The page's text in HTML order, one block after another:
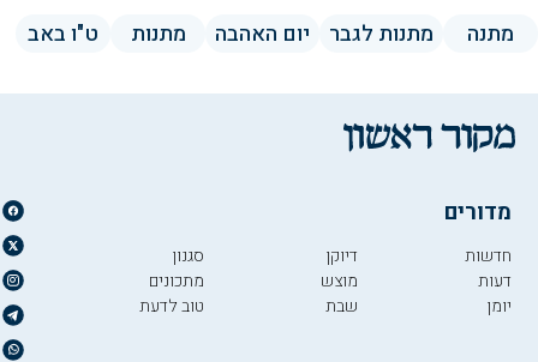
מתנה מתנות לגבר יום האהבה מתנות ט"ו באב
מדורים
חדשות
דעות
יומן
דיוקן
מוצש
שבת
סגנון
מתכונים
טוב לדעת